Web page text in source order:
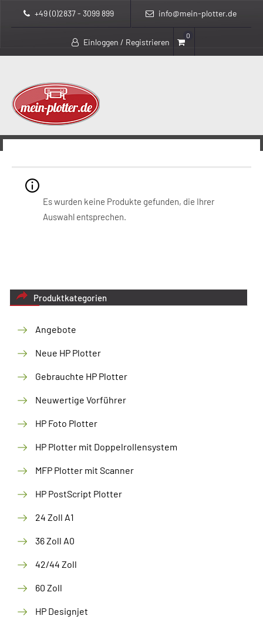
+49 (0)2837 - 3099 899 info@mein-plotter.de
Einloggen / Registrieren
0
> >
Es wurden keine Produkte gefunden, die Ihrer
Auswahl entsprechen.
Produktkategorien
Angebote
Neue HP Plotter
Gebrauchte HP Plotter
Neuwertige Vorführer
HP Foto Plotter
HP Plotter mit Doppelrollensystem
MFP Plotter mit Scanner
HP PostScript Plotter
24 Zoll A1
36 Zoll A0
42/44 Zoll
60 Zoll
HP Designjet